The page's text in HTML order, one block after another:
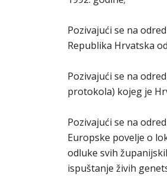
Pozivajući se na
Republika Hrvatska
Pozivajući se na
protokola) kojeg je
Pozivajući se na
Europske povelje o
odluke svih
ispuštanje živih